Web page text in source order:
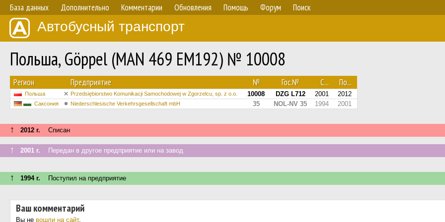
База данных Дополнительно Комментарии Обновления Помощь Форум Поиск
Автобусный транспорт
Польша, Göppel (MAN 469 EM192) № 10008
Регион Предприятие № Гос.№ С... По...
Польша Przedsiębiorstwo Komunikacji Samochodowej w Zgorzelcu, sp. z o.o. 10008 DZG L712 2001 2012
Саксония Niederschlesische Verkehrsgesellschaft mbH 35 NOL-NV 35 1994 2001
↑ 2012 г. Списан
↑ 2001 г. Передан в другое предприятие или на завод
↑ 1994 г. Поступил на предприятие
Ваш комментарий
Вы не вошли на сайт.